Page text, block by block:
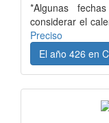
*Algunas
considerar el
Preciso
El año 426 en